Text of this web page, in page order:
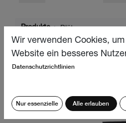
Produkte Blüten
Wir verwenden Cookies,
Website ein besseres
Datenschutzrichtlinien
Nur essenzielle Alle erlauben